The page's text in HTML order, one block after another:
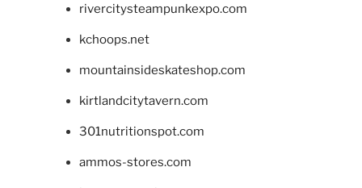
rivercitysteampunkexpo.com
kchoops.net
mountainsideskateshop.com
kirtlandcitytavern.com
301nutritionspot.com
ammos-stores.com